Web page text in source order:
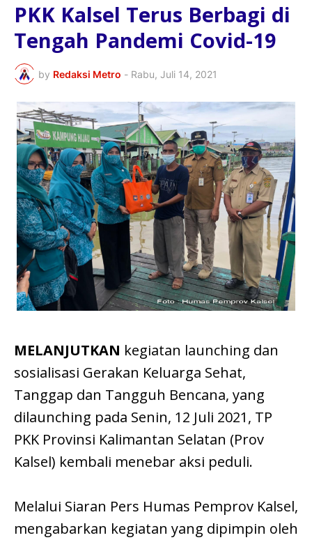
PKK Kalsel Terus Berbagi di
Tengah Pandemi Covid-19
by Redaksi Metro - Rabu, Juli 14, 2021
MELANJUTKAN kegiatan launching dan
sosialisasi Gerakan Keluarga Sehat,
Tanggap dan Tangguh Bencana, yang
dilaunching pada Senin, 12 Juli 2021, TP
PKK Provinsi Kalimantan Selatan (Prov
Kalsel) kembali menebar aksi peduli.
Melalui Siaran Pers Humas Pemprov Kalsel,
mengabarkan kegiatan yang dipimpin oleh